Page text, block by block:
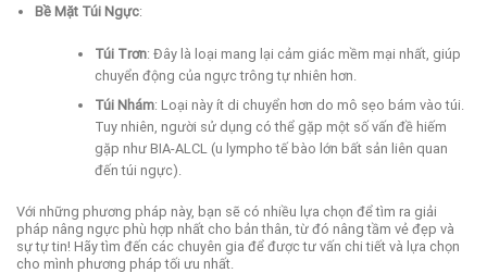
Bề Mặt Túi Ngực:
Túi Trơn: Đây là loại mang lại cảm giác mềm mại nhất, giúp
chuyển động của ngực trông tự nhiên hơn.
Túi Nhám: Loại này ít di chuyển hơn do mô sẹo bám vào túi.
Tuy nhiên, người sử dụng có thể gặp một số vấn đề hiếm
gặp như BIA-ALCL (u lympho tế bào lớn bất sản liên quan
đến túi ngực).
Với những phương pháp này, bạn sẽ có nhiều lựa chọn để tìm ra giải
pháp nâng ngực phù hợp nhất cho bản thân, từ đó nâng tầm vẻ đẹp và
sự tự tin! Hãy tìm đến các chuyên gia để được tư vấn chi tiết và lựa chọn
cho mình phương pháp tối ưu nhất.